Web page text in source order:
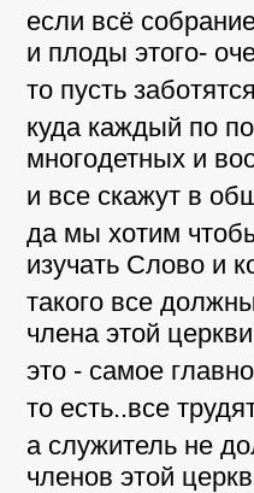
если всё
и плоды этого-
то пусть
куда каждый по
многодетных и
и все скажут в
да мы хотим
изучать Слово и
такого все
члена этой церкви
это - самое
то есть..все
а служитель не
членов этой